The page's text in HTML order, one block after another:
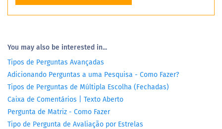
You may also be interested in...
Tipos de Perguntas Avançadas
Adicionando Perguntas a uma Pesquisa - Como Fazer?
Tipos de Perguntas de Múltipla Escolha (Fechadas)
Caixa de Comentários | Texto Aberto
Pergunta de Matriz - Como Fazer
Tipo de Pergunta de Avaliação por Estrelas